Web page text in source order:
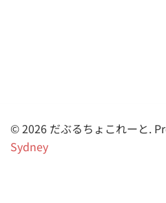
© 2026 だぶるちょこれーと.
Sydney